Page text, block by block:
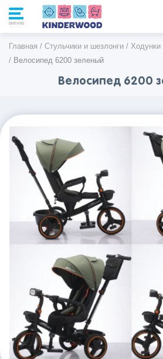
меню
Главная / Стульчики и шезлонги / Ходунки
/ Велосипед 6200 зеленый
Велосипед 6200